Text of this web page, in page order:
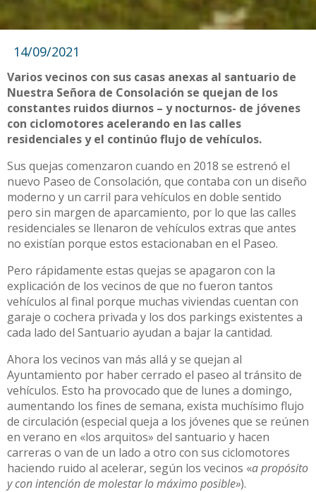
14/09/2021
Varios vecinos con sus casas anexas al santuario de
Nuestra Señora de Consolación se quejan de los
constantes ruidos diurnos – y nocturnos- de jóvenes
con ciclomotores acelerando en las calles
residenciales y el continúo flujo de vehículos.
Sus quejas comenzaron cuando en 2018 se estrenó el
nuevo Paseo de Consolación, que contaba con un diseño
moderno y un carril para vehículos en doble sentido
pero sin margen de aparcamiento, por lo que las calles
residenciales se llenaron de vehículos extras que antes
no existían porque estos estacionaban en el Paseo.
Pero rápidamente estas quejas se apagaron con la
explicación de los vecinos de que no fueron tantos
vehículos al final porque muchas viviendas cuentan con
garaje o cochera privada y los dos parkings existentes a
cada lado del Santuario ayudan a bajar la cantidad.
Ahora los vecinos van más allá y se quejan al
Ayuntamiento por haber cerrado el paseo al tránsito de
vehículos. Esto ha provocado que de lunes a domingo,
aumentando los fines de semana, exista muchísimo flujo
de circulación (especial queja a los jóvenes que se reúnen
en verano en «los arquitos» del santuario y hacen
carreras o van de un lado a otro con sus ciclomotores
haciendo ruido al acelerar, según los vecinos «a propósito
y con intención de molestar lo máximo posible»).